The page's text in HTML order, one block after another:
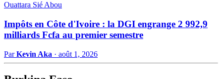
Ouattara Sié Abou
Impôts en Côte d'Ivoire : la DGI engrange 2 992,9
milliards Fcfa au premier semestre
ParKevin Aka · août 1, 2026